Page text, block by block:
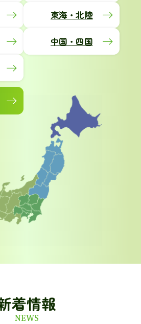
東海・北陸
中国・四国
着情報
NEWS